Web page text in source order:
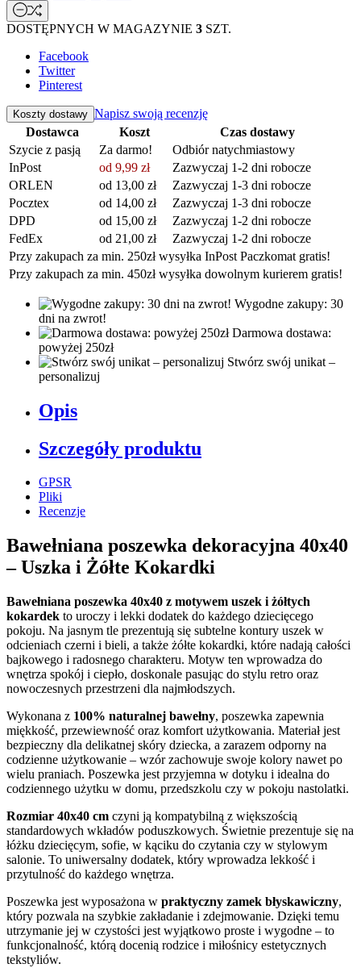
DOSTĘPNYCH W MAGAZYNIE 3 SZT.
Facebook
Twitter
Pinterest
Koszty dostawy Napisz swoją recenzję
Dostawca
Koszt
Czas dostawy
Szycie z pasją
Za darmo!
Odbiór natychmiastowy
InPost
od 9,99 zł
Zazwyczaj 1-2 dni robocze
ORLEN
od 13,00 zł
Zazwyczaj 1-3 dni robocze
Pocztex
od 14,00 zł
Zazwyczaj 1-3 dni robocze
DPD
od 15,00 zł
Zazwyczaj 1-2 dni robocze
FedEx
od 21,00 zł
Zazwyczaj 1-2 dni robocze
Przy zakupach za min. 250zł wysyłka InPost Paczkomat gratis!
Przy zakupach za min. 450zł wysyłka dowolnym kurierem gratis!
Wygodne zakupy: 30
dni na zwrot!
Darmowa dostawa:
powyżej 250zł
Stwórz swój unikat –
personalizuj
Opis
Szczegóły produktu
GPSR
Pliki
Recenzje
Bawełniana poszewka dekoracyjna 40x40
– Uszka i Żółte Kokardki
Bawełniana poszewka 40x40 z motywem uszek i żółtych
kokardek to uroczy i lekki dodatek do każdego dziecięcego
pokoju. Na jasnym tle prezentują się subtelne kontury uszek w
odcieniach czerni i bieli, a także żółte kokardki, które nadają całości
bajkowego i radosnego charakteru. Motyw ten wprowadza do
wnętrza spokój i ciepło, doskonale pasując do stylu retro oraz
nowoczesnych przestrzeni dla najmłodszych.
Wykonana z 100% naturalnej bawełny, poszewka zapewnia
miękkość, przewiewność oraz komfort użytkowania. Materiał jest
bezpieczny dla delikatnej skóry dziecka, a zarazem odporny na
codzienne użytkowanie – wzór zachowuje swoje kolory nawet po
wielu praniach. Poszewka jest przyjemna w dotyku i idealna do
codziennego użytku w domu, przedszkolu czy w pokoju nastolatki.
Rozmiar 40x40 cm czyni ją kompatybilną z większością
standardowych wkładów poduszkowych. Świetnie prezentuje się na
łóżku dziecięcym, sofie, w kąciku do czytania czy w stylowym
salonie. To uniwersalny dodatek, który wprowadza lekkość i
przytulność do każdego wnętrza.
Poszewka jest wyposażona w praktyczny zamek błyskawiczny,
który pozwala na szybkie zakładanie i zdejmowanie. Dzięki temu
utrzymanie jej w czystości jest wyjątkowo proste i wygodne – to
funkcjonalność, którą docenią rodzice i miłośnicy estetycznych
tekstyliów.